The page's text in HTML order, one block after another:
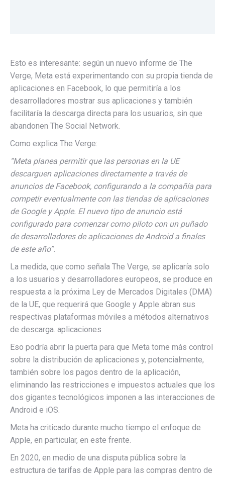
Esto es interesante: según un nuevo informe de The
Verge, Meta está experimentando con su propia tienda de
aplicaciones en Facebook, lo que permitiría a los
desarrolladores mostrar sus aplicaciones y también
facilitaría la descarga directa para los usuarios, sin que
abandonen The Social Network.
Como explica The Verge:
“Meta planea permitir que las personas en la UE
descarguen aplicaciones directamente a través de
anuncios de Facebook, configurando a la compañía para
competir eventualmente con las tiendas de aplicaciones
de Google y Apple. El nuevo tipo de anuncio está
configurado para comenzar como piloto con un puñado
de desarrolladores de aplicaciones de Android a finales
de este año”.
La medida, que como señala The Verge, se aplicaría solo
a los usuarios y desarrolladores europeos, se produce en
respuesta a la próxima Ley de Mercados Digitales (DMA)
de la UE, que requerirá que Google y Apple abran sus
respectivas plataformas móviles a métodos alternativos
de descarga. aplicaciones
Eso podría abrir la puerta para que Meta tome más control
sobre la distribución de aplicaciones y, potencialmente,
también sobre los pagos dentro de la aplicación,
eliminando las restricciones e impuestos actuales que los
dos gigantes tecnológicos imponen a las interacciones de
Android e iOS.
Meta ha criticado durante mucho tiempo el enfoque de
Apple, en particular, en este frente.
En 2020, en medio de una disputa pública sobre la
estructura de tarifas de Apple para las compras dentro de